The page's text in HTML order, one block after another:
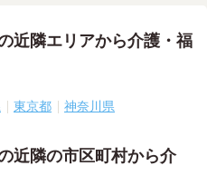
近隣エリアから介護・福
東京都 神奈川県
近隣の市区町村から介